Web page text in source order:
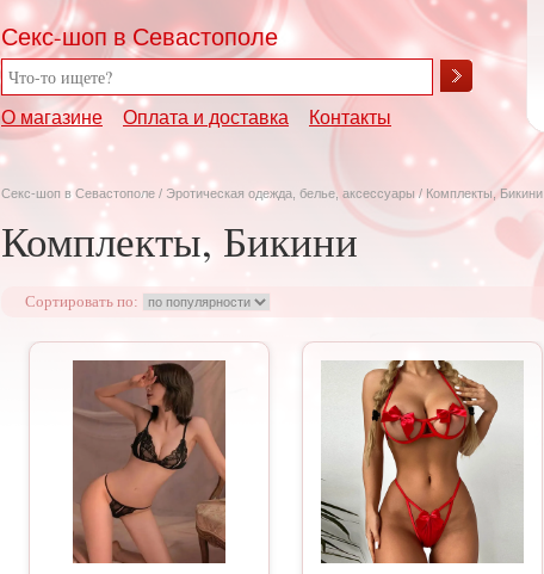
Секс-шоп в Севастополе
О магазине Оплата и доставка Контакты
Секс-шоп в Севастополе / Эротическая одежда, белье, аксессуары / Комплекты, Бикини
Комплекты, Бикини
Сортировать по: